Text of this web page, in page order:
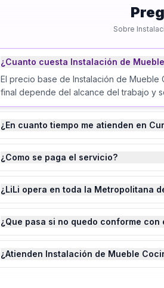
Sobre
¿Cuanto cuesta Instalación de
El precio base de Instalación de Mueble
final depende del alcance del trabajo y
¿En cuanto tiempo me atienden en
¿Como se paga el servicio?
¿LiLi opera en toda la Metropolitana
¿Que pasa si no quedo conforme con
¿Atienden Instalación de Mueble